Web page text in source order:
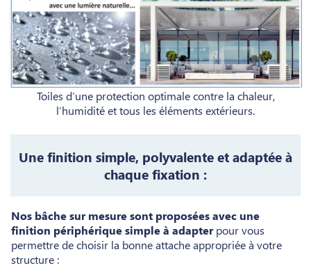
Toiles d’une protection optimale contre la chaleur,
l’humidité et tous les éléments extérieurs.
Une finition simple, polyvalente et adaptée à
chaque fixation :
Nos bâche sur mesure sont proposées avec une
finition périphérique simple à adapterpour vous
permettre de choisir la bonne attache appropriée à votre
structure :